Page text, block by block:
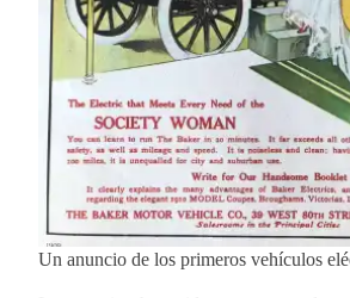
Un anuncio de los primeros vehículos